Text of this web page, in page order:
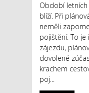
Období letních
blíží. Při
neměli
pojištění. To je
zájezdu,
dovolené
krachem
poj...